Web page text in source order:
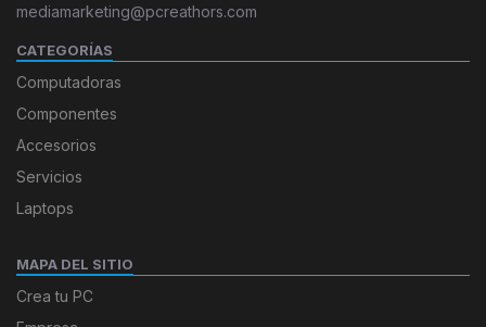
mediamarketing@pcreathors.com
CATEGORÍAS
Computadoras
Componentes
Accesorios
Servicios
Laptops
MAPA DEL SITIO
Crea tu PC